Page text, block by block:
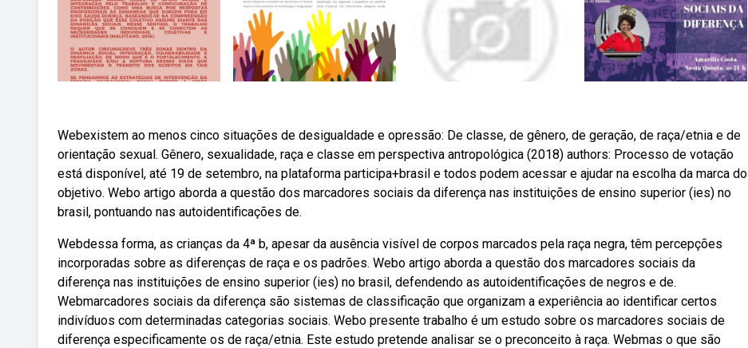
Webexistem ao menos cinco situações de desigualdade e opressão: De classe, de gênero, de geração, de raça/etnia e de
orientação sexual. Gênero, sexualidade, raça e classe em perspectiva antropológica (2018) authors: Processo de votação
está disponível, até 19 de setembro, na plataforma participa+brasil e todos podem acessar e ajudar na escolha da marca do
objetivo. Webo artigo aborda a questão dos marcadores sociais da diferença nas instituições de ensino superior (ies) no
brasil, pontuando nas autoidentificações de.
Webdessa forma, as crianças da 4ª b, apesar da ausência visível de corpos marcados pela raça negra, têm percepções
incorporadas sobre as diferenças de raça e os padrões. Webo artigo aborda a questão dos marcadores sociais da
diferença nas instituições de ensino superior (ies) no brasil, defendendo as autoidentificações de negros e de.
Webmarcadores sociais da diferença são sistemas de classificação que organizam a experiência ao identificar certos
indivíduos com determinadas categorias sociais. Webo presente trabalho é um estudo sobre os marcadores sociais de
diferença especificamente os de raça/etnia. Este estudo pretende analisar se o preconceito à raça. Webmas o que são